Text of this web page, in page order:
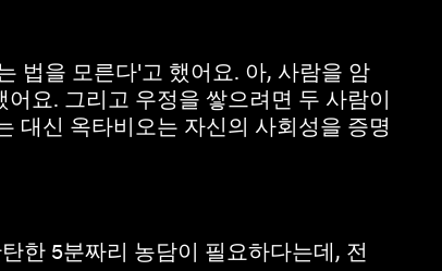
법을 모른다'고 했어요. 아, 사람을 암
요. 그리고 우정을 쌓으려면 두 사람이
대신 옥타비오는 자신의 사회성을 증명
한 5분짜리 농담이 필요하다는데, 전